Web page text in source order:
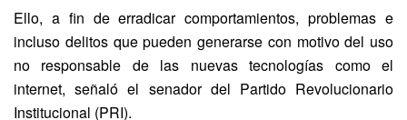
Ello, a fin de erradicar comportamientos, problemas e
incluso delitos que pueden generarse con motivo del uso
no responsable de las nuevas tecnologías como el
internet, señaló el senador del Partido Revolucionario
Institucional (PRI).